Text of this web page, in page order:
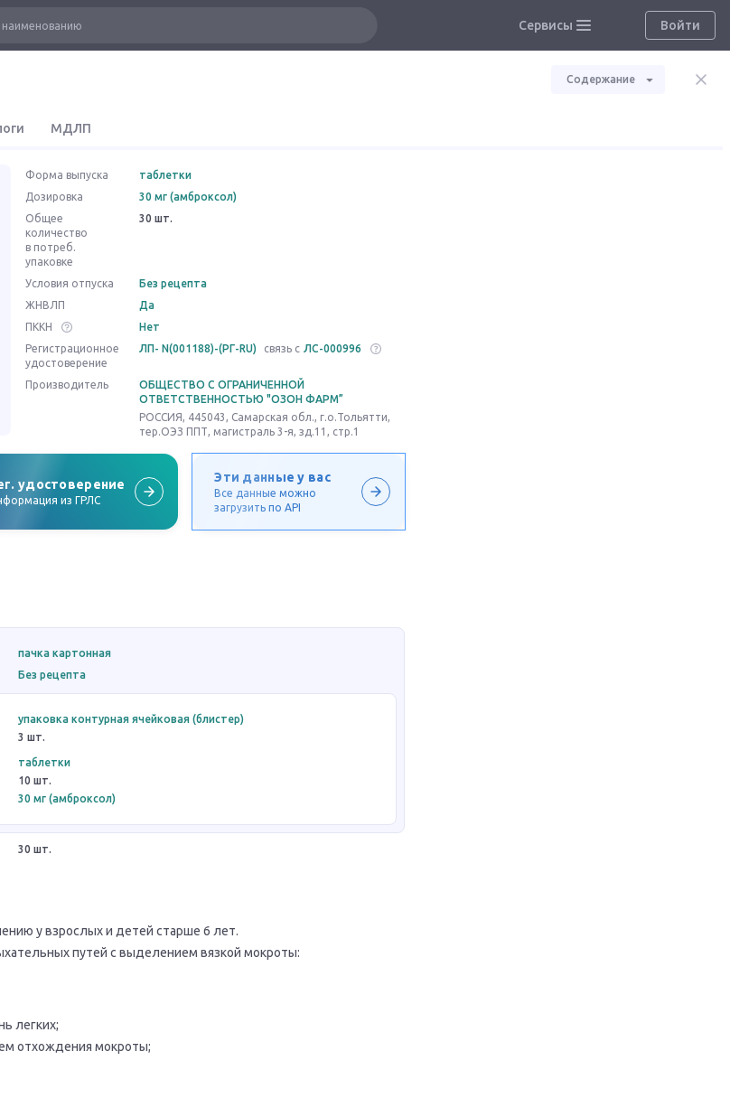
Сервисы Войти
Содержание
МДЛП
Форма выпуска
таблетки
Дозировка
30 мг (амброксол)
Общее
количество
в потреб.
упаковке
30 шт.
Условия отпуска
Без рецепта
ЖНВЛП
Да
ПККН
Нет
Регистрационное
удостоверение
ЛП- N(001188)-(РГ-RU) связь с ЛС-000996
Производитель
ОБЩЕСТВО С ОГРАНИЧЕННОЙ
ОТВЕТСТВЕННОСТЬЮ "ОЗОН ФАРМ”
РОССИЯ, 445043, Самарская обл., г.о.Тольятти,
тер.ОЭЗ ППТ, магистраль 3-я, зд.11, стр.1
удостоверение
из ГРЛС
Эти данные у вас
Все данные можно
загрузить по API
пачка картонная
Без рецепта
упаковка контурная ячейковая (блистер)
3 шт.
таблетки
10 шт.
30 мг (амброксол)
30 шт.
у взрослых и детей старше 6 лет.
путей с выделением вязкой мокроты:
легких;
отхождения мокроты;